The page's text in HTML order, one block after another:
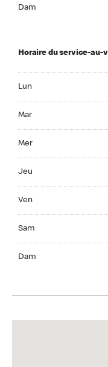
Dam
Horaire du service-au-
Lun
Mar
Mer
Jeu
Ven
Sam
Dam